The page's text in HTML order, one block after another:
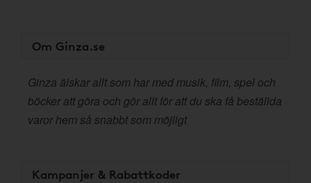
Om Ginza.se
Ginza älskar allt som har med musik, film, spel och
böcker att göra och gör allt för att du ska få beställda
varor hem så snabbt som möjligt
Kampanjer & Rabattkoder